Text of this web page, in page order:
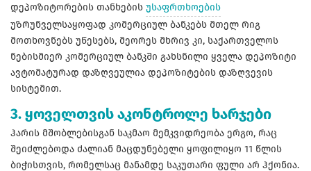
დეპოზიტორების თანხების უსაფრთხოების
უზრუნველსაყოფად კომერციულ ბანკებს მთელ რიგ
მოთხოვნებს უწესებს, მეორეს მხრივ კი, საქართველოს
ნებისმიერ კომერციულ ბანკში გახსნილი ყველა დეპოზიტი
ავტომატურად დაზღვეულია დეპოზიტების დაზღვევის
სისტემით.
3. ყოველთვის აკონტროლე ხარჯები
ჰარის მშობლებისგან საკმაო მემკვიდრეობა ერგო, რაც
შეიძლებოდა ძალიან მაცდუნებელი ყოფილიყო 11 წლის
ბიჭისთვის, რომელსაც მანამდე საკუთარი ფული არ ჰქონია.